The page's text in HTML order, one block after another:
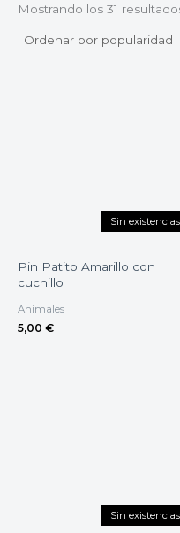
Mostrando los 31
Sin existencias
Pin Patito Amarillo con
cuchillo
Animales
5,00 €
Sin existencias